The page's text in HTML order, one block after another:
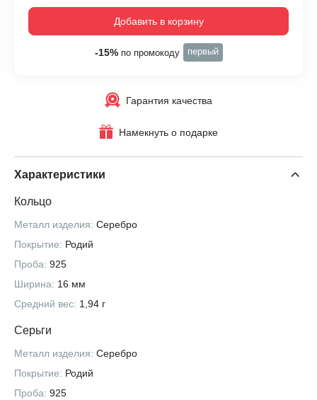
Добавить в корзину
-15%по промокоду первый
Гарантия качества
Намекнуть о подарке
Характеристики
Кольцо
Металл изделия: Серебро
Покрытие: Родий
Проба: 925
Ширина: 16 мм
Средний вес: 1,94 г
Серьги
Металл изделия: Серебро
Покрытие: Родий
Проба: 925